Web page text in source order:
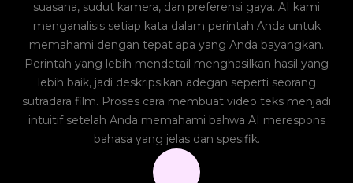
suasana, sudut kamera, dan preferensi gaya. AI kami
menganalisis setiap kata dalam perintah Anda untuk
memahami dengan tepat apa yang Anda bayangkan.
Perintah yang lebih mendetail menghasilkan hasil yang
lebih baik, jadi deskripsikan adegan seperti seorang
sutradara film. Proses cara membuat video teks menjadi
intuitif setelah Anda memahami bahwa AI merespons
bahasa yang jelas dan spesifik.